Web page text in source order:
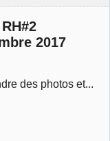
2017
des photos et...